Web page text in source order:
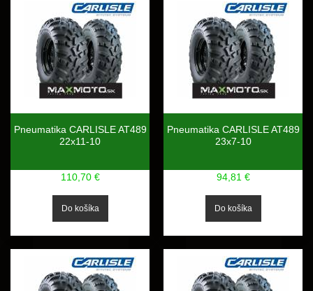
Pneumatika CARLISLE AT489
22x11-10
110,70 €
Pneumatika CARLISLE AT489
23x7-10
94,81 €